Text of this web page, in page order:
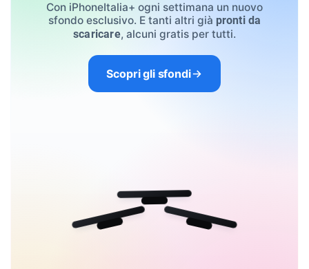
Con iPhoneItalia+ ogni settimana un nuovo
sfondo esclusivo. E tanti altri già pronti da
scaricare, alcuni gratis per tutti.
Scopri gli sfondi